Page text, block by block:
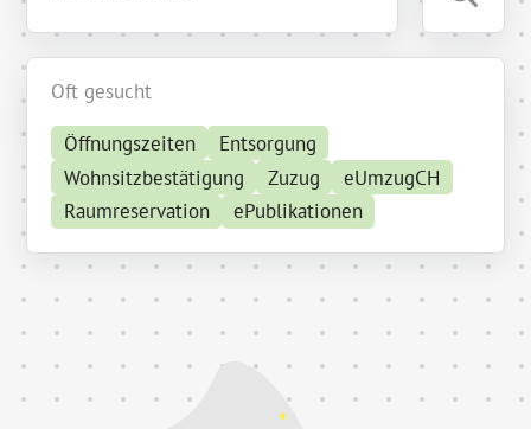
Oft gesucht
Öffnungszeiten
Entsorgung
Wohnsitzbestätigung
Zuzug
eUmzugCH
Raumreservation
ePublikationen